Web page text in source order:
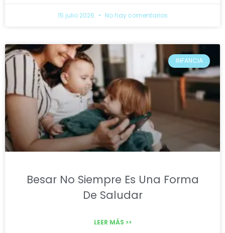
15 julio 2026 No hay comentarios
INFANCIA
Besar No Siempre Es Una Forma
De Saludar
LEER MÁS >>